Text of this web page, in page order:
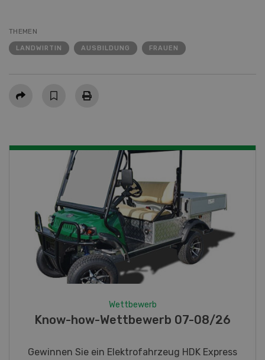
THEMEN
LANDWIRTIN AUSBILDUNG FRAUEN
Teilen
Fotorätsel 07-08/26
Gewinnen Sie eines von fünf LANDI